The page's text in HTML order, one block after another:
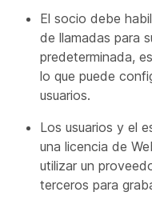
El socio debe
de llamadas para
predeterminada,
lo que puede
usuarios.
Los usuarios y el
una licencia de
utilizar un
terceros para